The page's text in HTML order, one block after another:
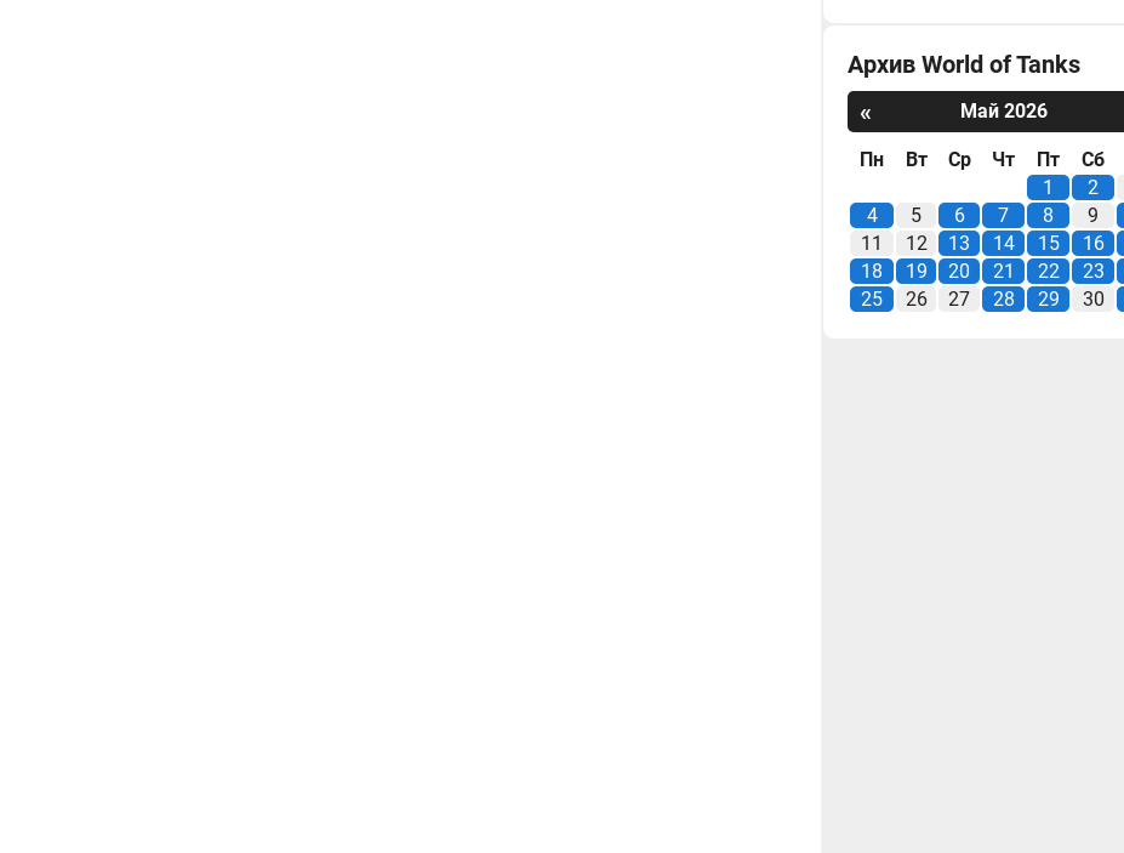
Архив World of Tanks
«
Май 2026
Пн Вт Ср Чт Пт
Сб
1
2
4
5 6 7 8
9
11
12 13 14 15
16
18
19 20 21 22
23
25
26 27 28 29 30